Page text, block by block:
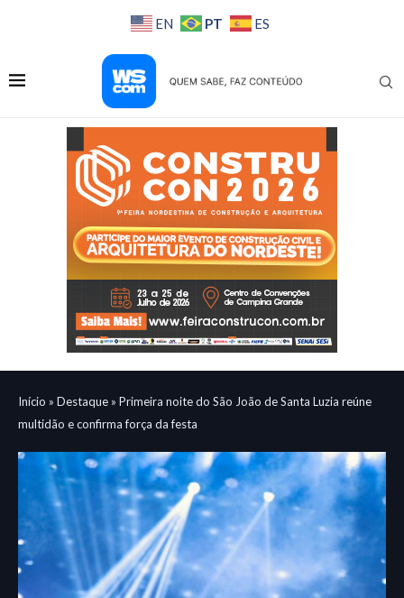
EN PT ES
Início » Destaque » Primeira noite do São João de Santa Luzia reúne
multidão e confirma força da festa